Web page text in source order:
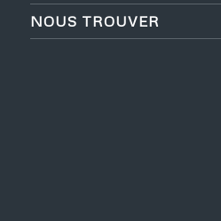
NOUS TROUVER